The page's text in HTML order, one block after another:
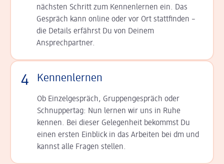
nächsten Schritt zum Kennen­lernen ein. Das
Gespräch kann online oder vor Ort statt­finden –
die Details er­fährst Du von Deinem
Ansprechpartner.
4 Kennenlernen
Ob Einzelgespräch, Grup­pen­gespräch oder
Schnup­per­tag: Nun lernen wir uns in Ruhe
kennen. Bei dieser Gelegenheit bekommst Du
einen ersten Einblick in das Arbeiten bei dm und
kannst alle Fragen stellen.